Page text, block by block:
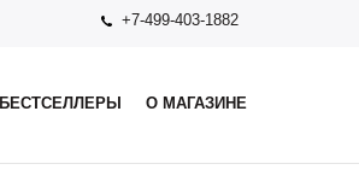
+7-499-403-1882
БЕСТСЕЛЛЕРЫ О МАГАЗИНЕ